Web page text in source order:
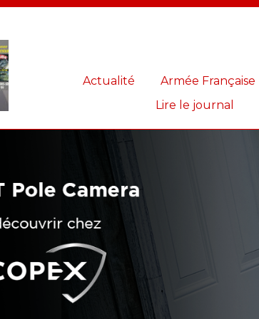
Actualité Armée Française
Lire le journal